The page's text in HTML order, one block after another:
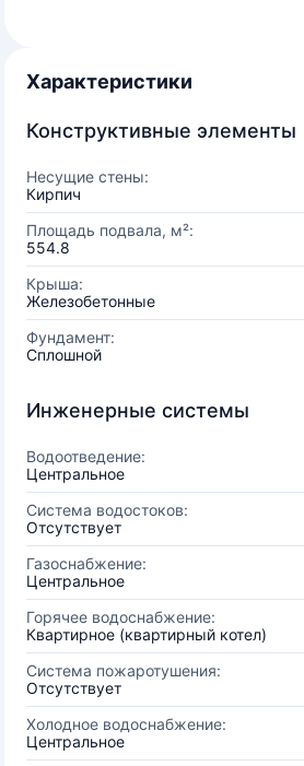
Характеристики
Конструктивные элементы
Несущие стены:
Кирпич
Площадь подвала, м²:
554.8
Крыша:
Железобетонные
Фундамент:
Сплошной
Инженерные системы
Водоотведение:
Центральное
Система водостоков:
Отсутствует
Газоснабжение:
Центральное
Горячее водоснабжение:
Квартирное (квартирный котел)
Система пожаротушения:
Отсутствует
Холодное водоснабжение:
Центральное